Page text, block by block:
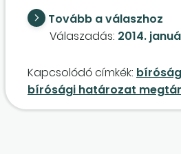
Tovább a válaszhoz
Válaszadás: 2014.
Kapcsolódó címkék:
bírósági határozat